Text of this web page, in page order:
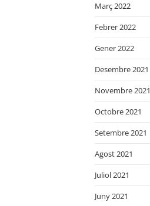
Març 2022
Febrer 2022
Gener 2022
Desembre 2021
Novembre 2021
Octobre 2021
Setembre 2021
Agost 2021
Juliol 2021
Juny 2021